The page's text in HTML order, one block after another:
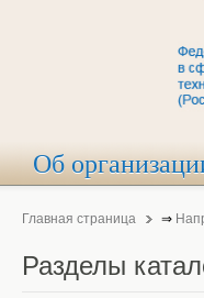
Об
Главная страница ⇒
Разделы